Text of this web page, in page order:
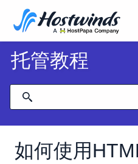
托管教程
如何使用